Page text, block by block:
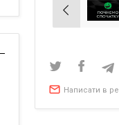
записів
Написати в